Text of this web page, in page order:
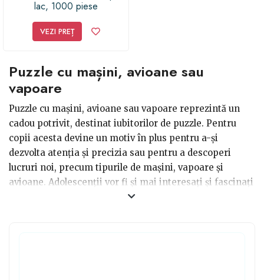
lac, 1000 piese
VEZI PREȚ
Puzzle cu mașini, avioane sau
vapoare
Puzzle cu mașini, avioane sau vapoare reprezintă un
cadou potrivit, destinat iubitorilor de puzzle. Pentru
copii acesta devine un motiv în plus pentru a-și
dezvolta atenția și precizia sau pentru a descoperi
lucruri noi, precum tipurile de mașini, vapoare și
avioane. Adolescenții vor fi și mai interesați și fascinați
de aceste feluri de puzzle, așa că dacă le oferi acest